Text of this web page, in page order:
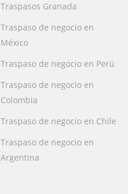
Traspasos Granada
Traspaso de negocio en
México
Traspaso de negocio en Perú
Traspaso de negocio en
Colombia
Traspaso de negocio en Chile
Traspaso de negocio en
Argentina